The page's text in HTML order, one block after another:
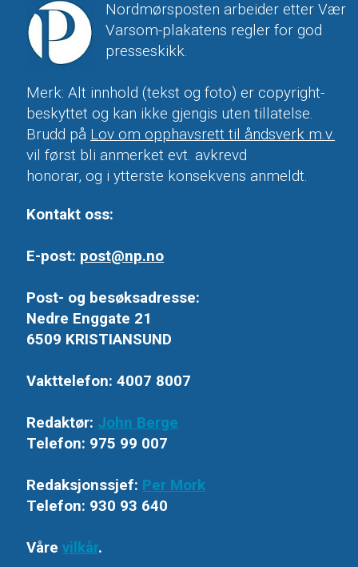
Nordmørsposten arbeider etter Vær
Varsom-plakatens regler for god
presseskikk.
Merk: Alt innhold (tekst og foto) er copyright-
beskyttet og kan ikke gjengis uten tillatelse.
Brudd på Lov om opphavsrett til åndsverk m.v.
vil først bli anmerket evt. avkrevd
honorar, og i ytterste konsekvens anmeldt.
Kontakt oss:
E-post: post@np.no
Post- og besøksadresse:
Nedre Enggate 21
6509 KRISTIANSUND
Vakttelefon: 4007 8007
Redaktør: John Berge
Telefon: 975 99 007
Redaksjonssjef: Per Mork
Telefon: 930 93 640
Vårevilkår.